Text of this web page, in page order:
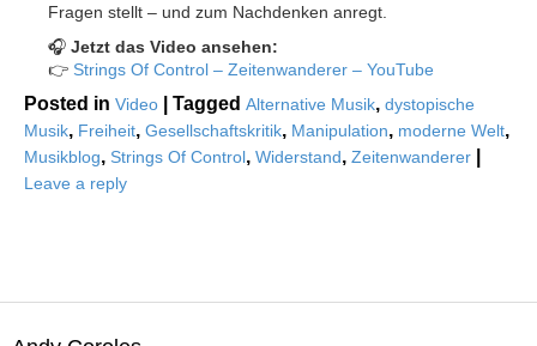
Fragen stellt – und zum Nachdenken anregt.
🎧 Jetzt das Video ansehen:
👉 Strings Of Control – Zeitenwanderer – YouTube
Posted in Video Tagged Alternative Musik, dystopische
Musik, Freiheit, Gesellschaftskritik, Manipulation, moderne Welt,
Musikblog, Strings Of Control, Widerstand, Zeitenwanderer
Leave a reply